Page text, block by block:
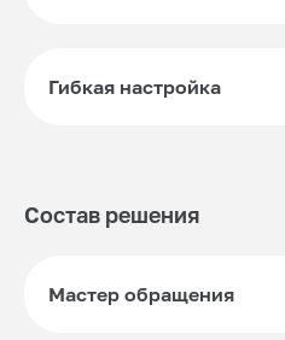
Гибкая настройка
Состав решения
Мастер обращения